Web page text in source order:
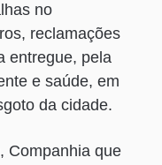
no
reclamações
entregue, pela
e saúde, em
da cidade.
Companhia que